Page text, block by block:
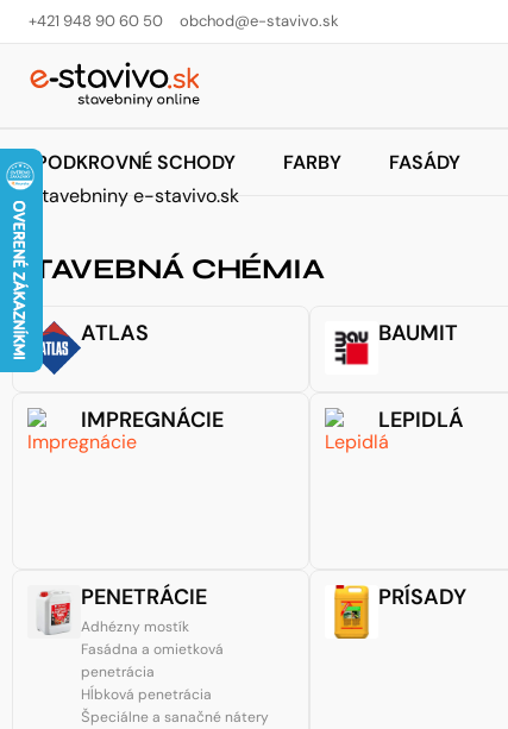
+421 948 90 60 50 obchod@e-stavivo.sk
PODKROVNÉ SCHODY FARBY FASÁDY
STAVEBNÁ CHÉMIA
ATLAS BAUMIT
IMPREGNÁCIE LEPIDLÁ
PENETRÁCIE
Adhézny mostík
Fasádna a omietková
penetrácia
Hĺbková penetrácia
Špeciálne a sanačné nátery
PRÍSADY